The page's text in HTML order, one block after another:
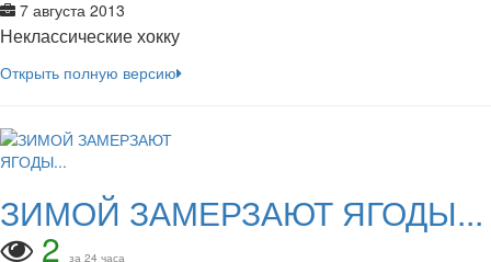
7 августа 2013
Неклассические хокку
Открыть полную версию
ЗИМОЙ ЗАМЕРЗАЮТ ЯГОДЫ...
2 за 24 часа